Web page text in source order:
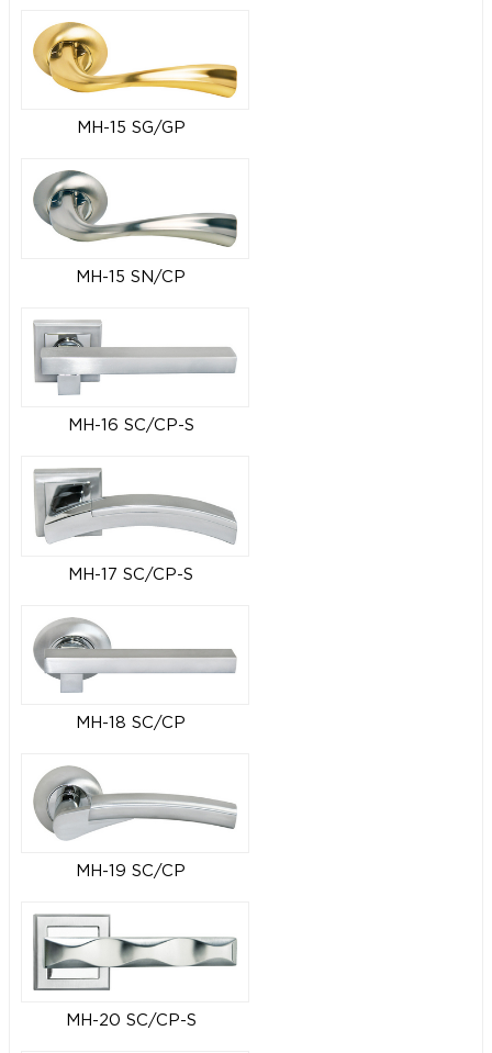
MH-15 SG/GP
MH-15 SN/CP
MH-16 SC/CP-S
MH-17 SC/CP-S
MH-18 SC/CP
MH-19 SC/CP
MH-20 SC/CP-S